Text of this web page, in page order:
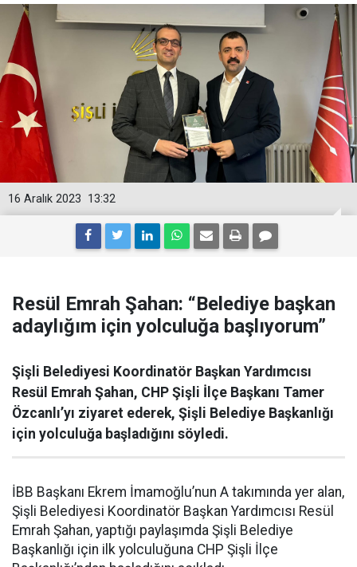
13:32
16 Aralık 2023
Resül Emrah Şahan: “Belediye başkan
adaylığım için yolculuğa başlıyorum”
Şişli Belediyesi Koordinatör Başkan Yardımcısı
Resül Emrah Şahan, CHP Şişli İlçe Başkanı Tamer
Özcanlı’yı ziyaret ederek, Şişli Belediye Başkanlığı
için yolculuğa başladığını söyledi.
İBB Başkanı Ekrem İmamoğlu’nun A takımında yer alan,
Şişli Belediyesi Koordinatör Başkan Yardımcısı Resül
Emrah Şahan, yaptığı paylaşımda Şişli Belediye
Başkanlığı için ilk yolculuğuna CHP Şişli İlçe